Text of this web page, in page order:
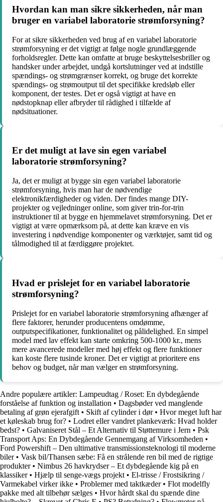
Hvordan kan man sikre sikkerheden, når man
bruger en variabel laboratorie strømforsyning?
For at sikre sikkerheden ved brug af en variabel laboratorie
strømforsyning er det vigtigt at følge nogle grundlæggende
forholdsregler. Dette kan omfatte at bruge beskyttelsesbriller og
handsker under arbejdet, undgå kortslutninger ved at indstille
spændings- og strømgrænser korrekt, og bruge det korrekte
spændings- og strømoutput til det specifikke kredsløb eller
komponent, der testes. Det er også vigtigt at have en
nødstopknap eller afbryder til rådighed i tilfælde af
nødsituationer.
Er det muligt at lave sin egen variabel
laboratorie strømforsyning?
Ja, det er muligt at bygge sin egen variabel laboratorie
strømforsyning, hvis man har de nødvendige
elektronikfærdigheder og viden. Der findes mange DIY-
projekter og vejledninger online, som giver trin-for-trin
instruktioner til at bygge en hjemmelavet strømforsyning. Det er
vigtigt at være opmærksom på, at dette kan kræve en vis
investering i nødvendige komponenter og værktøjer, samt tid og
tålmodighed til at færdiggøre projektet.
Hvad er prislejet for en variabel laboratorie
strømforsyning?
Prislejet for en variabel laboratorie strømforsyning afhænger af
flere faktorer, herunder producentens omdømme,
outputspecifikationer, funktionalitet og pålidelighed. En simpel
model med lav effekt kan starte omkring 500-1000 kr., mens
mere avancerede modeller med høj effekt og flere funktioner
kan koste flere tusinde kroner. Det er vigtigt at prioritere ens
behov og budget, når man vælger en strømforsyning.
Andre populære artikler: Lampeudtag / Roset: En dybdegående
forståelse af funktion og installation • Dagsbøder ved manglende
betaling af grøn ejerafgift • Skift af cylinder i dør• Hvor meget luft har
et køleskab brug for? • Lodret eller vandret plankeværk: Hvad holder
bedst? • Galvaniseret Stål – Et Alternativ til Støttemure i Jern • Psk
Transport Aps: En Dybdegående Gennemgang af Virksomheden •
Ford Powershift – Den ultimative transmissionsteknologi til moderne
biler• Vask bil/Thansen sæbe: Få en strålende ren bil med de rigtige
produkter• Nimbus 26 havkrydser – Et dybdegående kig på en
klassiker • Hjælp til senge-vægs projekt • El-trisse / Frostsikring /
Varmekabel virker ikke • Problemer med taktkæder• Flot modelfly
pakke med alt tilbehør sælges • Hvor hårdt skal du spænde dine